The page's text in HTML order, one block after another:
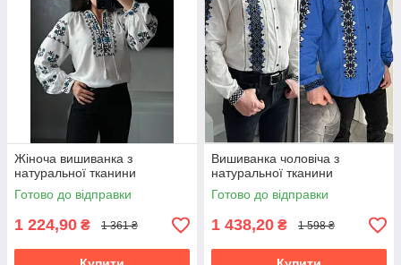
Жіноча вишиванка з
натуральної тканини
Готово до відправки
1 224,90 ₴ 1 361 ₴
Вишиванка чоловіча з
натуральної тканини
Готово до відправки
1 438,20 ₴ 1 598 ₴